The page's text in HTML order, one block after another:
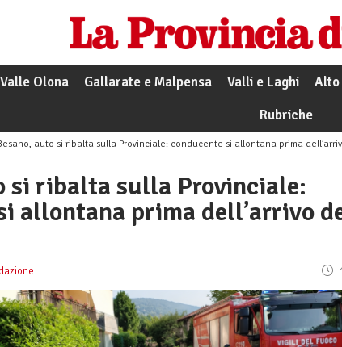
Olona Gallarate e Malpensa Valli e Laghi Alto
Rubriche
auto si ribalta sulla Provinciale: conducente si allontana prima dell’arrivo dei
si ribalta sulla Provinciale:
allontana prima dell’arrivo